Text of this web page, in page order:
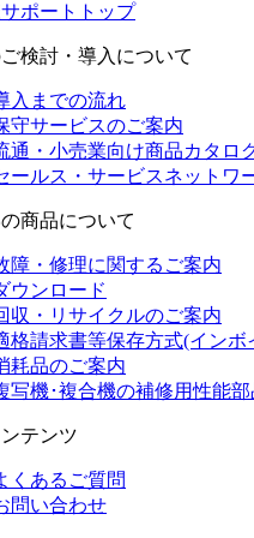
ポートトップ
検討・導入について
入までの流れ
守サービスのご案内
通・小売業向け商品カタロ
ールス・サービスネットワ
商品について
障・修理に関するご案内
ウンロード
収・リサイクルのご案内
格請求書等保存方式(イン
耗品のご案内
写機･複合機の補修用性能
テンツ
くあるご質問
問い合わせ